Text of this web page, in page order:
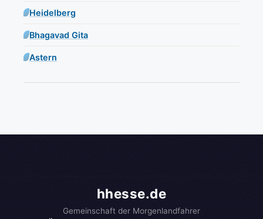
Heidelberg
Bhagavad Gita
Astern
hhesse.de
Gemeinschaft der Morgenlandfahrer